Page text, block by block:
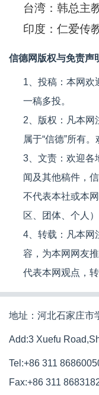
印度：仁爱传
信德网版权与免责声
1、投稿：本网欢
一稿多投。
2、版权：凡本网
属于“信德”所有
3、文责：欢迎各
闻及其他稿件，
不代表本社或本
区、团体、个人）
4、转载：凡本网
容，为本网网友
代表本网观点，
地址：河北石家庄市
Add:3 Xuefu
Tel:+86 311
Fax:+86 311